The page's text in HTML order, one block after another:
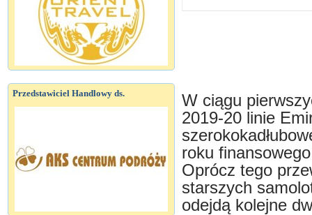
Przedstawiciel Handlowy ds.
W ciągu
2019-20 linie
roku
Oprócz tego
starszych
odejdą kolejne